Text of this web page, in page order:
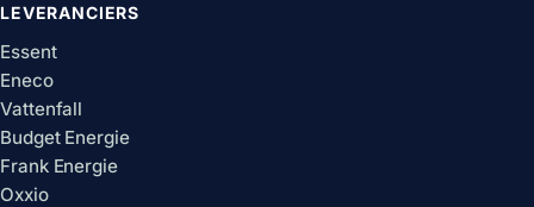
LEVERANCIERS
Essent
Eneco
Vattenfall
Budget Energie
Frank Energie
Oxxio